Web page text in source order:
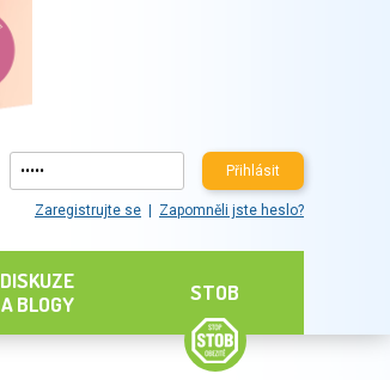
Přihlásit
Zaregistrujte se Zapomněli jste heslo?
DISKUZE
A BLOGY
STOB